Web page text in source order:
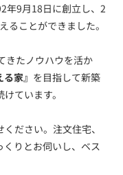
年9月18日に創立し、2
ることができました。
きたノウハウを活か
家』 を目指して新築
ています。
ださい。注文住宅、
りとお伺いし、ベス